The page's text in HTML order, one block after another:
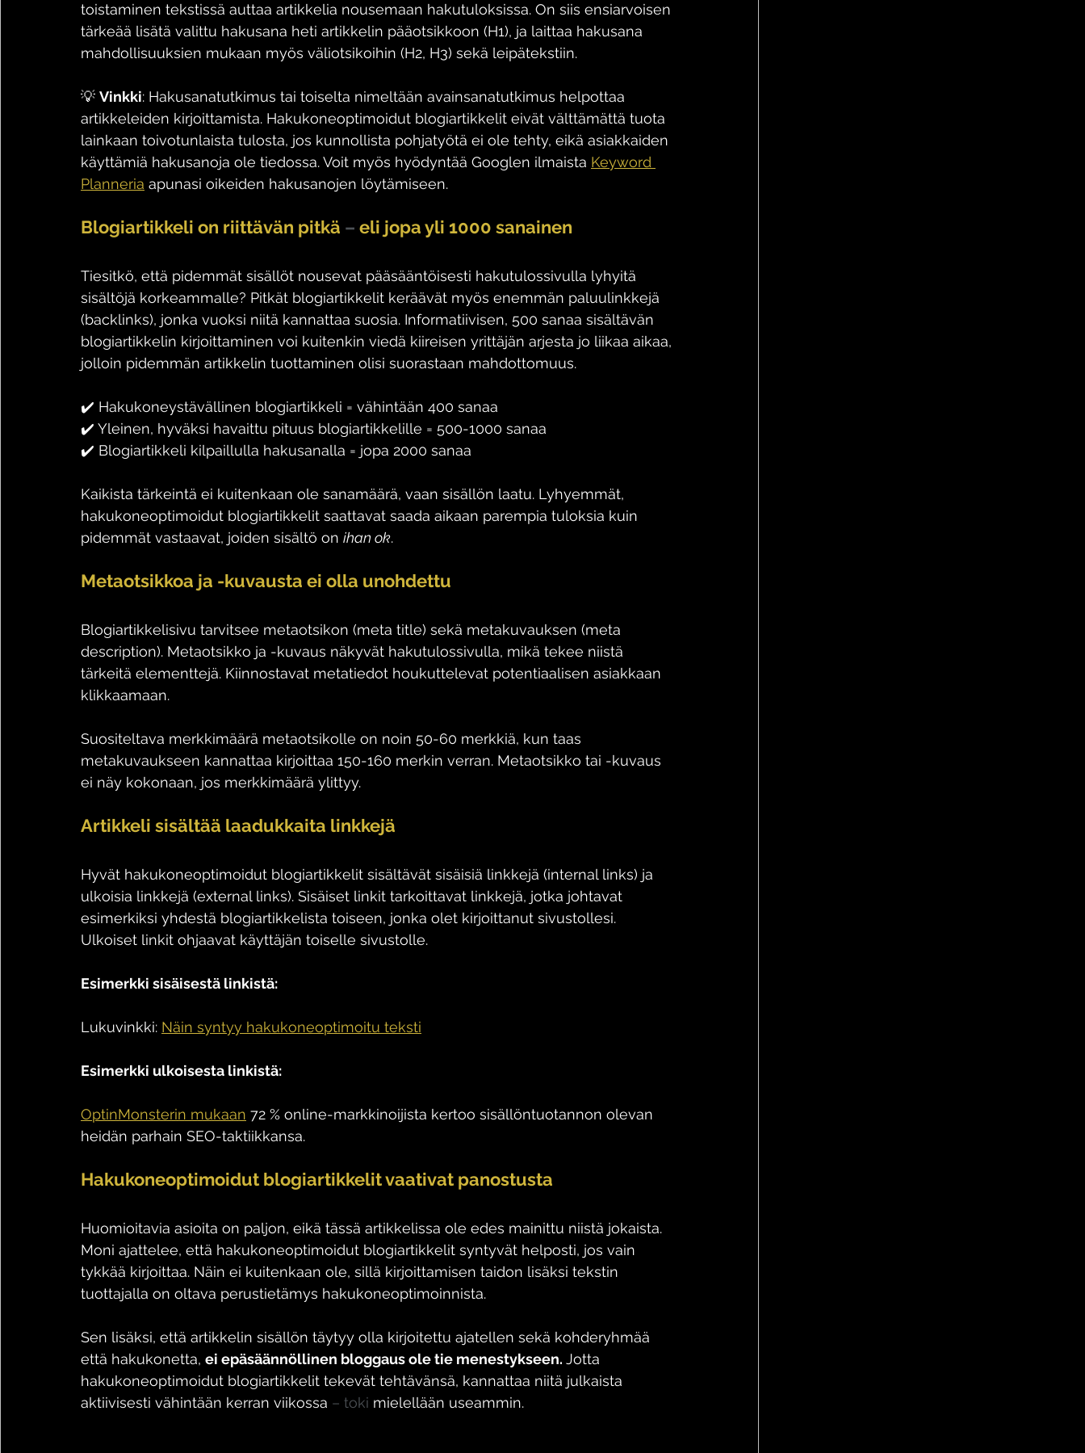
toistaminen tekstissä auttaa artikkelia nousemaan hakutuloksissa. On siis ensiarvoisen
tärkeää lisätä valittu hakusana heti artikkelin pääotsikkoon (H1), ja laittaa hakusana
mahdollisuuksien mukaan myös väliotsikoihin (H2, H3) sekä leipätekstiin.
💡 Vinkki: Hakusanatutkimus tai toiselta nimeltään avainsanatutkimus helpottaa
artikkeleiden kirjoittamista. Hakukoneoptimoidut blogiartikkelit eivät välttämättä tuota
lainkaan toivotunlaista tulosta, jos kunnollista pohjatyötä ei ole tehty, eikä asiakkaiden
käyttämiä hakusanoja ole tiedossa. Voit myös hyödyntää Googlen ilmaista Keyword
Planneria apunasi oikeiden hakusanojen löytämiseen.
Blogiartikkeli on riittävän pitkä – eli jopa yli 1000 sanainen
Tiesitkö, että pidemmät sisällöt nousevat pääsääntöisesti hakutulossivulla lyhyitä
sisältöjä korkeammalle? Pitkät blogiartikkelit keräävät myös enemmän paluulinkkejä
(backlinks), jonka vuoksi niitä kannattaa suosia. Informatiivisen, 500 sanaa sisältävän
blogiartikkelin kirjoittaminen voi kuitenkin viedä kiireisen yrittäjän arjesta jo liikaa aikaa,
jolloin pidemmän artikkelin tuottaminen olisi suorastaan mahdottomuus.
✔️ Hakukoneystävällinen blogiartikkeli = vähintään 400 sanaa
✔️ Yleinen, hyväksi havaittu pituus blogiartikkelille = 500-1000 sanaa
✔️ Blogiartikkeli kilpaillulla hakusanalla = jopa 2000 sanaa
Kaikista tärkeintä ei kuitenkaan ole sanamäärä, vaan sisällön laatu. Lyhyemmät,
hakukoneoptimoidut blogiartikkelit saattavat saada aikaan parempia tuloksia kuin
pidemmät vastaavat, joiden sisältö on ihan ok.
Metaotsikkoa ja -kuvausta ei olla unohdettu
Blogiartikkelisivu tarvitsee metaotsikon (meta title) sekä metakuvauksen (meta
description). Metaotsikko ja -kuvaus näkyvät hakutulossivulla, mikä tekee niistä
tärkeitä elementtejä. Kiinnostavat metatiedot houkuttelevat potentiaalisen asiakkaan
klikkaamaan.
Suositeltava merkkimäärä metaotsikolle on noin 50-60 merkkiä, kun taas
metakuvaukseen kannattaa kirjoittaa 150-160 merkin verran. Metaotsikko tai -kuvaus
ei näy kokonaan, jos merkkimäärä ylittyy.
Artikkeli sisältää laadukkaita linkkejä
Hyvät hakukoneoptimoidut blogiartikkelit sisältävät sisäisiä linkkejä (internal links) ja
ulkoisia linkkejä (external links). Sisäiset linkit tarkoittavat linkkejä, jotka johtavat
esimerkiksi yhdestä blogiartikkelista toiseen, jonka olet kirjoittanut sivustollesi.
Ulkoiset linkit ohjaavat käyttäjän toiselle sivustolle.
Esimerkki sisäisestä linkistä:
Lukuvinkki: Näin syntyy hakukoneoptimoitu teksti
Esimerkki ulkoisesta linkistä:
OptinMonsterin mukaan 72 % online-markkinoijista kertoo sisällöntuotannon olevan
heidän parhain SEO-taktiikkansa.
Hakukoneoptimoidut blogiartikkelit vaativat panostusta
Huomioitavia asioita on paljon, eikä tässä artikkelissa ole edes mainittu niistä jokaista.
Moni ajattelee, että hakukoneoptimoidut blogiartikkelit syntyvät helposti, jos vain
tykkää kirjoittaa. Näin ei kuitenkaan ole, sillä kirjoittamisen taidon lisäksi tekstin
tuottajalla on oltava perustietämys hakukoneoptimoinnista.
Sen lisäksi, että artikkelin sisällön täytyy olla kirjoitettu ajatellen sekä kohderyhmää
että hakukonetta, ei epäsäännöllinen bloggaus ole tie menestykseen. Jotta
hakukoneoptimoidut blogiartikkelit tekevät tehtävänsä, kannattaa niitä julkaista
aktiivisesti vähintään kerran viikossa – toki mielellään useammin.